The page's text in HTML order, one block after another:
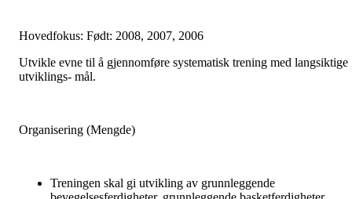
Hovedfokus: Født: 2008, 2007, 2006
Utvikle evne til å gjennomføre systematisk trening med langsiktige
utviklings- mål.
Organisering (Mengde)
Treningen skal gi utvikling av grunnleggende